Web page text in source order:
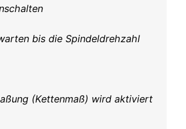
bis die Spindeldrehzahl
(Kettenmaß) wird aktiviert